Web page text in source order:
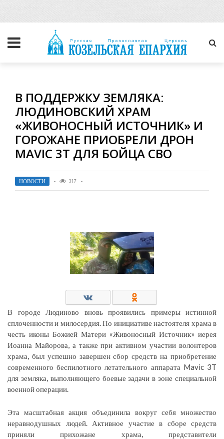
В ПОДДЕРЖКУ ЗЕМЛЯКА:
ЛЮДИНОВСКИЙ ХРАМ
«ЖИВОНОСНЫЙ ИСТОЧНИК» И
ГОРОЖАНЕ ПРИОБРЕЛИ ДРОН
MAVIC 3T ДЛЯ БОЙЦА СВО
НОВОСТИ 317
В городе Людиново вновь проявились примеры истинной
сплоченности и милосердия. По инициативе настоятеля храма в
честь иконы Божией Матери «Живоносный Источник» иерея
Иоанна Майорова, а также при активном участии волонтеров
храма, был успешно завершен сбор средств на приобретение
современного беспилотного летательного аппарата Mavic 3T
для земляка, выполняющего боевые задачи в зоне специальной
военной операции.
Эта масштабная акция объединила вокруг себя множество
неравнодушных людей. Активное участие в сборе средств
приняли прихожане храма, представители